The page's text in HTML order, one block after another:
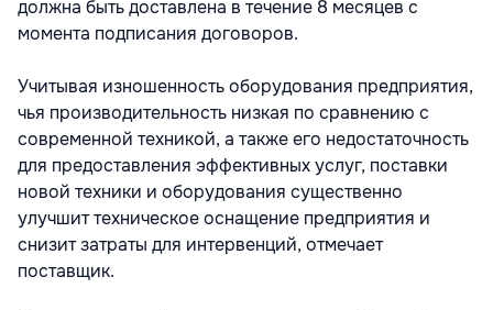
должна быть доставлена в течение 8 месяцев с
момента подписания договоров.
Учитывая изношенность оборудования предприятия,
чья производительность низкая по сравнению с
современной техникой, а также его недостаточность
для предоставления эффективных услуг, поставки
новой техники и оборудования существенно
улучшит техническое оснащение предприятия и
снизит затраты для интервенций, отмечает
поставщик.